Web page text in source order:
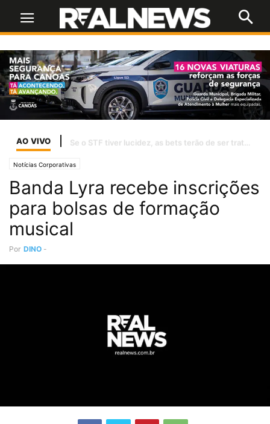
AO VIVO
Notícias Corporativas
Banda Lyra recebe inscrições
para bolsas de formação
musical
Por DINO -